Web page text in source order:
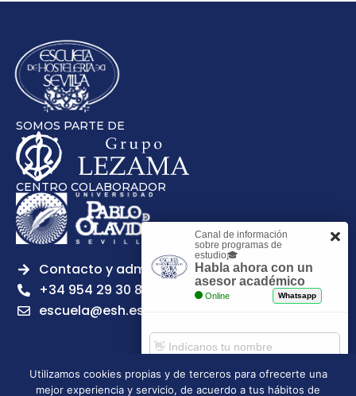
SOMOS PARTE DE
CENTRO COLABORADOR
Contacto y admisiones
+34 954 29 30 81
escuela@esh.es
Utilizamos cookies propias y de terceros para ofrecerte una
mejor experiencia y servicio, de acuerdo a tus hábitos de
Canal de información
sobre programas de
estudio🎓
Habla ahora con un
asesor académico
Online Whatsapp